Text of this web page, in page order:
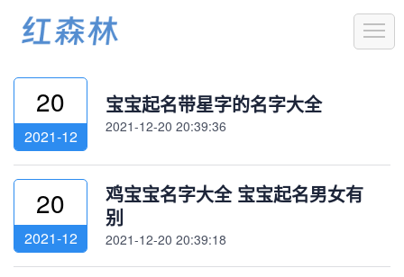
20
2021-12
宝宝起名带星字的名字大全
2021-12-20 20:39:36
20
2021-12
鸡宝宝名字大全 宝宝起名男女有
别
2021-12-20 20:39:18